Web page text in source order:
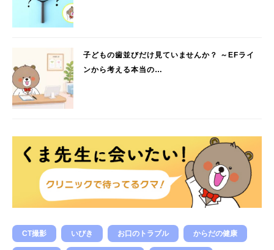
子どもの歯並びだけ見ていませんか？ ～EFライ
ンから考える本当の…
CT撮影 いびき お口のトラブル からだの健康